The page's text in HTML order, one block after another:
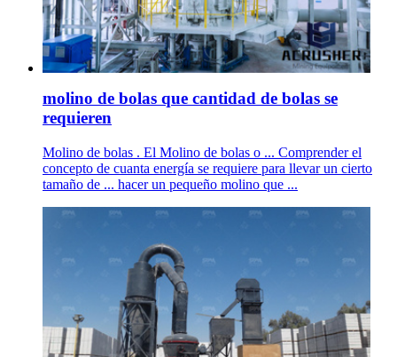
molino de bolas que cantidad de bolas se
requieren
Molino de bolas . El Molino de bolas o ... Comprender el
concepto de cuanta energía se requiere para llevar un cierto
tamaño de ... hacer un pequeño molino que ...